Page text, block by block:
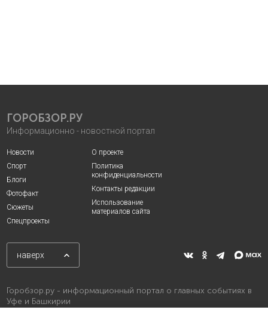
ГОРОБЗОР.РУ
Информационно - новостной портал
Новости
Спорт
Блоги
Фотофакт
Сюжеты
Спецпроекты
О проекте
Политика
конфиденциальности
Контакты редакции
Использование
материалов сайта
наверх
Горобзор.ру - информационный портал о главных событиях в
Уфе и Башкирии